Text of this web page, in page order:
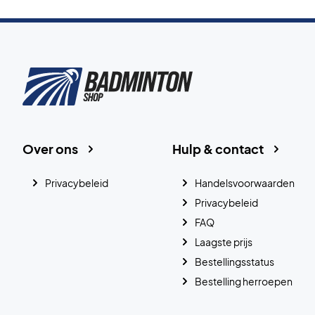
Hulp & contact
Handelsvoorwaarden
Privacybeleid
FAQ
Laagste prijs
Bestellingsstatus
Bestelling herroepen
Over ons
Privacybeleid